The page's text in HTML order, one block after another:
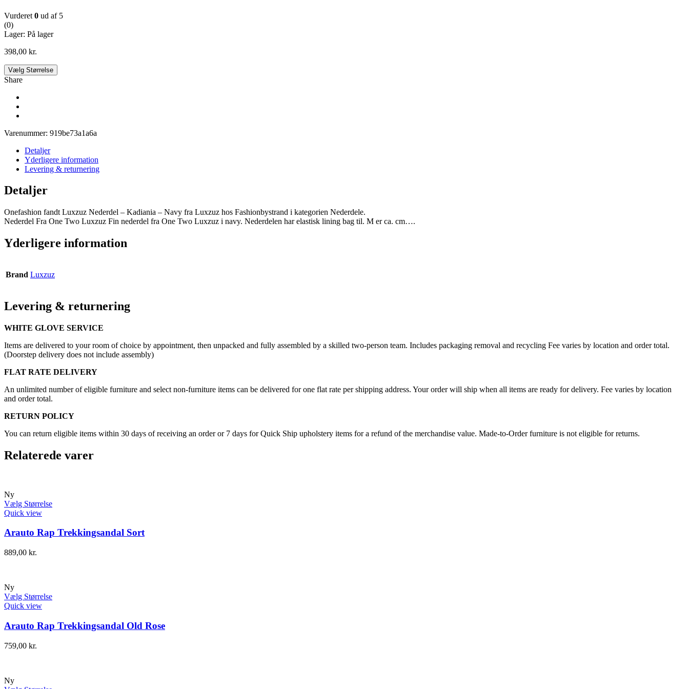
Vurderet 0 ud af 5
(0)
Lager: På lager
398,00 kr.
Vælg Størrelse
Share
Varenummer: 919be73a1a6a
Detaljer
Yderligere information
Levering & returnering
Detaljer
Onefashion fandt Luxzuz Nederdel – Kadiania – Navy fra Luxzuz hos Fashionbystrand i kategorien Nederdele.
Nederdel Fra One Two Luxzuz Fin nederdel fra One Two Luxzuz i navy. Nederdelen har elastisk lining bag til. M er ca. cm….
Yderligere information
Brand Luxzuz
Levering & returnering
WHITE GLOVE SERVICE
Items are delivered to your room of choice by appointment, then unpacked and fully assembled by a skilled two-person team. Includes packaging removal and recycling Fee varies by location and order total.
(Doorstep delivery does not include assembly)
FLAT RATE DELIVERY
An unlimited number of eligible furniture and select non-furniture items can be delivered for one flat rate per shipping address. Your order will ship when all items are ready for delivery. Fee varies by location
and order total.
RETURN POLICY
You can return eligible items within 30 days of receiving an order or 7 days for Quick Ship upholstery items for a refund of the merchandise value. Made-to-Order furniture is not eligible for returns.
Relaterede varer
Ny
Vælg Størrelse
Quick view
Arauto Rap Trekkingsandal Sort
889,00 kr.
Ny
Vælg Størrelse
Quick view
Arauto Rap Trekkingsandal Old Rose
759,00 kr.
Ny